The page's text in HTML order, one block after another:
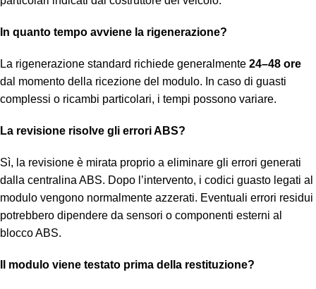
In quanto tempo avviene la rigenerazione?
La rigenerazione standard richiede generalmente 24–48 ore
dal momento della ricezione del modulo. In caso di guasti
complessi o ricambi particolari, i tempi possono variare.
La revisione risolve gli errori ABS?
Sì, la revisione è mirata proprio a eliminare gli errori generati
dalla centralina ABS. Dopo l’intervento, i codici guasto legati al
modulo vengono normalmente azzerati. Eventuali errori residui
potrebbero dipendere da sensori o componenti esterni al
blocco ABS.
Il modulo viene testato prima della restituzione?